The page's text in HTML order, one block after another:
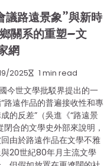
議路遠景象”與新時
關系的重塑–文
網
2025 1 min read
今世文學批駁界提出的一
路遠作品的普遍接收性和專
的反差”（吳進《“路遠景
閉合的文學史外部來說明，
由於路遠作品在文學不雅
20世紀80年月主流文學